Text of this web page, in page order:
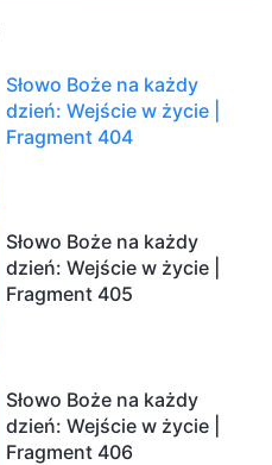
Słowo Boże na każdy
dzień: Wejście w życie |
Fragment 404
Słowo Boże na każdy
dzień: Wejście w życie |
Fragment 405
Słowo Boże na każdy
dzień: Wejście w życie |
Fragment 406